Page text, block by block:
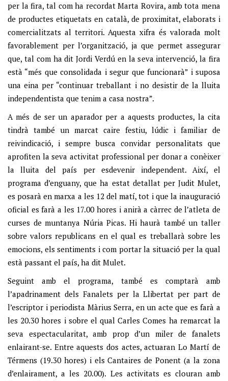
per la fira, tal com ha recordat Marta Rovira, amb tota mena
de productes etiquetats en català, de proximitat, elaborats i
comercialitzats al territori. Aquesta xifra és valorada molt
favorablement per l’organització, ja que permet assegurar
que, tal com ha dit Jordi Verdú en la seva intervenció, la fira
està “més que consolidada i segur que funcionarà” i suposa
una eina per “continuar treballant i no desistir de la lluita
independentista que tenim a casa nostra”.
A més de ser un aparador per a aquests productes, la cita
tindrà també un marcat caire festiu, lúdic i familiar de
reivindicació, i sempre busca convidar personalitats que
aprofiten la seva activitat professional per donar a conèixer
la lluita del país per esdevenir independent. Així, el
programa d’enguany, que ha estat detallat per Judit Mulet,
es posarà en marxa a les 12 del matí, tot i que la inauguració
oficial es farà a les 17.00 hores i anirà a càrrec de l’atleta de
curses de muntanya Núria Picas. Hi haurà també un taller
sobre valors republicans en el qual es treballarà sobre les
emocions, els sentiments i com portar la situació per la qual
està passant el país, ha dit Mulet.
Seguint amb el programa, també es comptarà amb
l’apadrinament dels Fanalets per la Llibertat per part de
l’escriptor i periodista Màrius Serra, en un acte que es farà a
les 20.30 hores i sobre el qual Carles Comes ha remarcat la
seva espectacularitat, amb prop d’un miler de fanalets
enlairant-se. Entre aquests dos actes, actuaran Lo Martí de
Térmens (19.30 hores) i els Cantaires de Ponent (a la zona
d’enlairament, a les 20.00). Les activitats es clouran amb